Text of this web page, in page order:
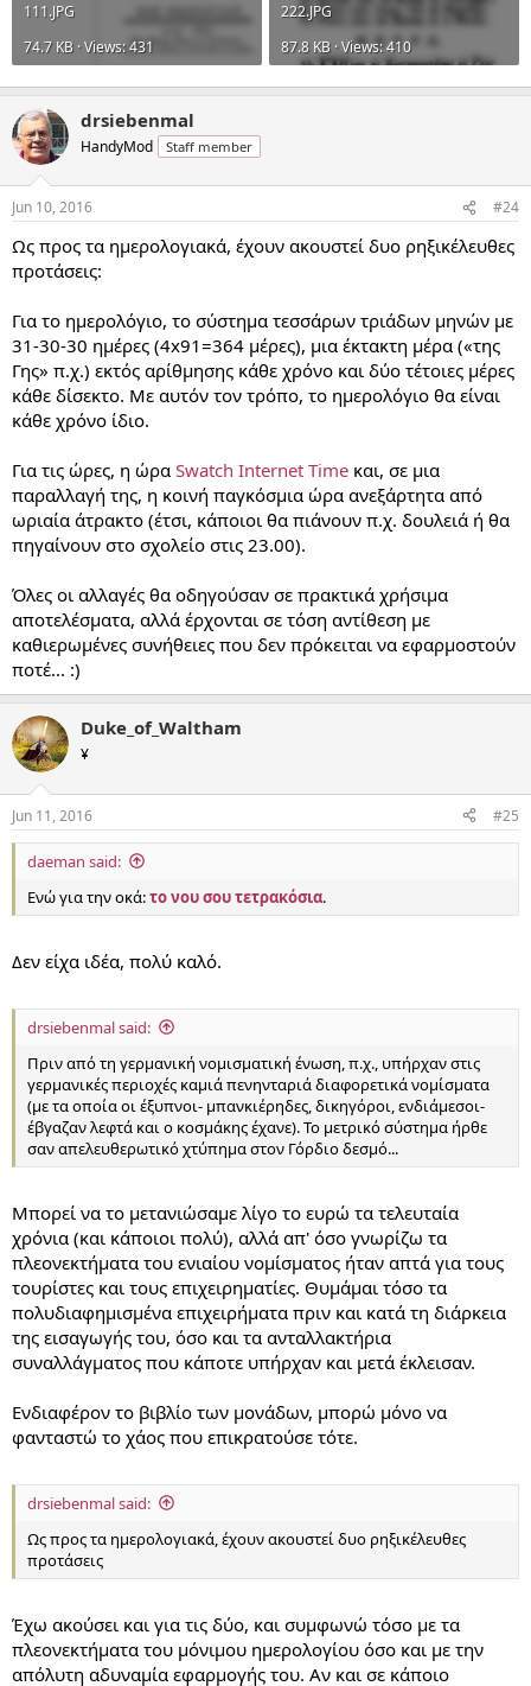
111.JPG
74.7 KB · Views: 431
222.JPG
87.8 KB · Views: 410
drsiebenmal
HandyMod Staff member
Jun 10, 2016 #24
Ως προς τα ημερολογιακά, έχουν ακουστεί δυο ρηξικέλευθες
προτάσεις:
Για το ημερολόγιο, το σύστημα τεσσάρων τριάδων μηνών με
31-30-30 ημέρες (4x91=364 μέρες), μια έκτακτη μέρα («της
Γης» π.χ.) εκτός αρίθμησης κάθε χρόνο και δύο τέτοιες μέρες
κάθε δίσεκτο. Με αυτόν τον τρόπο, το ημερολόγιο θα είναι
κάθε χρόνο ίδιο.
Για τις ώρες, η ώρα Swatch Internet Time και, σε μια
παραλλαγή της, η κοινή παγκόσμια ώρα ανεξάρτητα από
ωριαία άτρακτο (έτσι, κάποιοι θα πιάνουν π.χ. δουλειά ή θα
πηγαίνουν στο σχολείο στις 23.00).
Όλες οι αλλαγές θα οδηγούσαν σε πρακτικά χρήσιμα
αποτελέσματα, αλλά έρχονται σε τόση αντίθεση με
καθιερωμένες συνήθειες που δεν πρόκειται να εφαρμοστούν
ποτέ... :)
Duke_of_Waltham
¥
Jun 11, 2016 #25
daeman said:
Ενώ για την οκά:το νου σου τετρακόσια.
Δεν είχα ιδέα, πολύ καλό.
drsiebenmal said:
Πριν από τη γερμανική νομισματική ένωση, π.χ., υπήρχαν στις
γερμανικές περιοχές καμιά πενηνταριά διαφορετικά νομίσματα
(με τα οποία οι έξυπνοι- μπανκιέρηδες, δικηγόροι, ενδιάμεσοι-
έβγαζαν λεφτά και ο κοσμάκης έχανε). Το μετρικό σύστημα ήρθε
σαν απελευθερωτικό χτύπημα στον Γόρδιο δεσμό...
Μπορεί να το μετανιώσαμε λίγο το ευρώ τα τελευταία
χρόνια (και κάποιοι πολύ), αλλά απ' όσο γνωρίζω τα
πλεονεκτήματα του ενιαίου νομίσματος ήταν απτά για τους
τουρίστες και τους επιχειρηματίες. Θυμάμαι τόσο τα
πολυδιαφημισμένα επιχειρήματα πριν και κατά τη διάρκεια
της εισαγωγής του, όσο και τα ανταλλακτήρια
συναλλάγματος που κάποτε υπήρχαν και μετά έκλεισαν.
Ενδιαφέρον το βιβλίο των μονάδων, μπορώ μόνο να
φανταστώ το χάος που επικρατούσε τότε.
drsiebenmal said:
Ως προς τα ημερολογιακά, έχουν ακουστεί δυο ρηξικέλευθες
προτάσεις
Έχω ακούσει και για τις δύο, και συμφωνώ τόσο με τα
πλεονεκτήματα του μόνιμου ημερολογίου όσο και με την
απόλυτη αδυναμία εφαρμογής του. Αν και σε κάποιο